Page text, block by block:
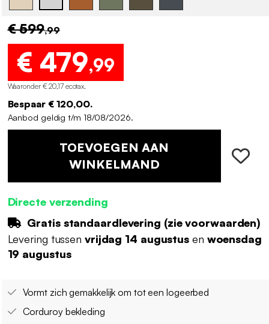
€ 599,99
€ 479,99
Waaronder € 20,17 ecotax.
Bespaar € 120,00.
Aanbod geldig t/m 18/08/2026.
TOEVOEGEN AAN
WINKELMAND
Directe verzending
Gratis standaardlevering (zie voorwaarden)
Levering tussen vrijdag 14 augustus en woensdag
19 augustus
Vormt zich gemakkelijk om tot een logeerbed
Corduroy bekleding